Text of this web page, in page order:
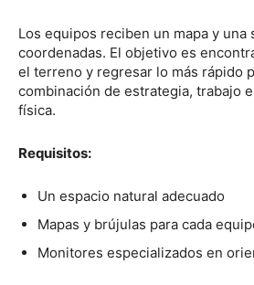
Los equipos reciben un mapa y una
coordenadas. El objetivo es
el terreno y regresar lo más rápido
combinación de estrategia, trabajo
física.
Requisitos:
Un espacio natural adecuado
Mapas y brújulas para cada
Monitores especializados en